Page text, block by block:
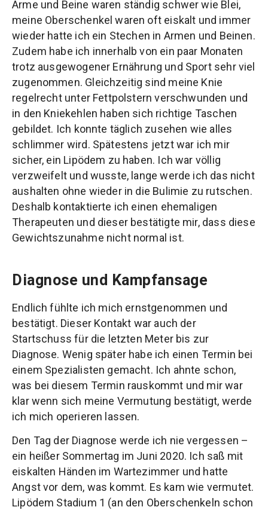
Arme und Beine waren ständig schwer wie Blei,
meine Oberschenkel waren oft eiskalt und immer
wieder hatte ich ein Stechen in Armen und Beinen.
Zudem habe ich innerhalb von ein paar Monaten
trotz ausgewogener Ernährung und Sport sehr viel
zugenommen. Gleichzeitig sind meine Knie
regelrecht unter Fettpolstern verschwunden und
in den Kniekehlen haben sich richtige Taschen
gebildet. Ich konnte täglich zusehen wie alles
schlimmer wird. Spätestens jetzt war ich mir
sicher, ein Lipödem zu haben. Ich war völlig
verzweifelt und wusste, lange werde ich das nicht
aushalten ohne wieder in die Bulimie zu rutschen.
Deshalb kontaktierte ich einen ehemaligen
Therapeuten und dieser bestätigte mir, dass diese
Gewichtszunahme nicht normal ist.
Diagnose und Kampfansage
Endlich fühlte ich mich ernstgenommen und
bestätigt. Dieser Kontakt war auch der
Startschuss für die letzten Meter bis zur
Diagnose. Wenig später habe ich einen Termin bei
einem Spezialisten gemacht. Ich ahnte schon,
was bei diesem Termin rauskommt und mir war
klar wenn sich meine Vermutung bestätigt, werde
ich mich operieren lassen.
Den Tag der Diagnose werde ich nie vergessen –
ein heißer Sommertag im Juni 2020. Ich saß mit
eiskalten Händen im Wartezimmer und hatte
Angst vor dem, was kommt. Es kam wie vermutet.
Lipödem Stadium 1 (an den Oberschenkeln schon